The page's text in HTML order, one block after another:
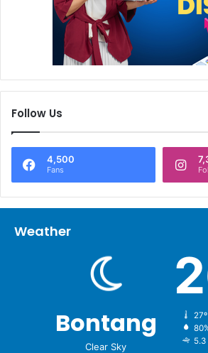
terlalu memakan tempat. Teknisi
Indonesia Muflihun menjelaskan dalam
anggota KSM Satimpo Berhias
dan perawatan mesin (*).
Follow Us
4,500
Fans
Weather
Bontang
Clear Sky
5.3